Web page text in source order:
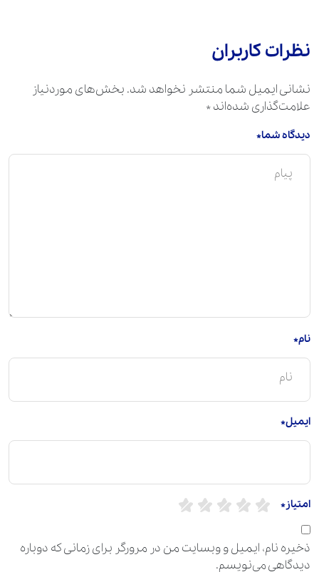
نظرات کاربران
نشانی ایمیل شما منتشر نخواهد شد. بخش‌های موردنیاز
علامت‌گذاری شده‌اند*
نام*
ایمیل*
امتیاز*
دیدگاه شما*
ذخیره نام، ایمیل و وبسایت من در مرورگر برای زمانی که دوباره
دیدگاهی می‌نویسم.